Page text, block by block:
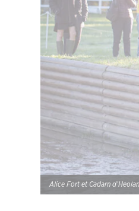
Alice Fort et Cadarn